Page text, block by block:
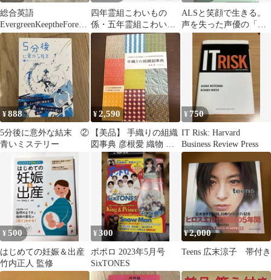
総合英語
EvergreenKeeptheForestE
vergreen
四年霊組こわいもの
係・五年霊組こわいも
の係【11巻】
ALSと笑顔で生きる。
声を失った声優の「工
夫ファクトリー」 津久
井教生
¥888
5分後に意外な結末 ②
青いミステリー
¥2,590
【美品】 手織りの組織
図事典 彦根愛 織物 技
法書
¥ 750
IT Risk: Harvard
Business Review Press
¥500
はじめての妊娠＆出産
竹内正人 監修
¥300
ポポロ 2023年5月号
SixTONES
¥2,000
Teens 広末涼子 帯付き